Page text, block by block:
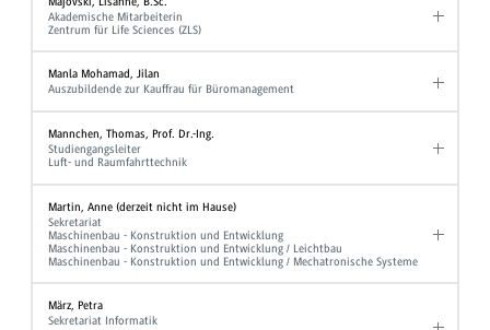
Akademische Mitarbeiterin
Zentrum für Life Sciences (ZLS)
Manla Mohamad, Jilan
Auszubildende zur Kauffrau für Büromanagement
Mannchen, Thomas, Prof. Dr.-Ing.
Studiengangsleiter
Luft- und Raumfahrttechnik
Martin, Anne (derzeit nicht im Hause)
Sekretariat
Maschinenbau - Konstruktion und Entwicklung
Maschinenbau - Konstruktion und Entwicklung / Leichtbau
Maschinenbau - Konstruktion und Entwicklung / Mechatronische Systeme
März, Petra
Sekretariat Informatik